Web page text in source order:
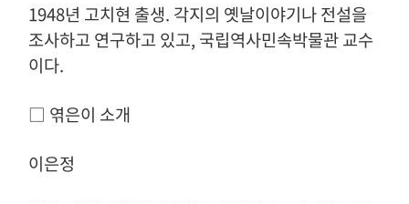
1948년 고치현 출생. 각지의 옛날이야기나 전설을
조사하고 연구하고 있고, 국립역사민속박물관 교수
이다.
□ 엮은이 소개
이은정